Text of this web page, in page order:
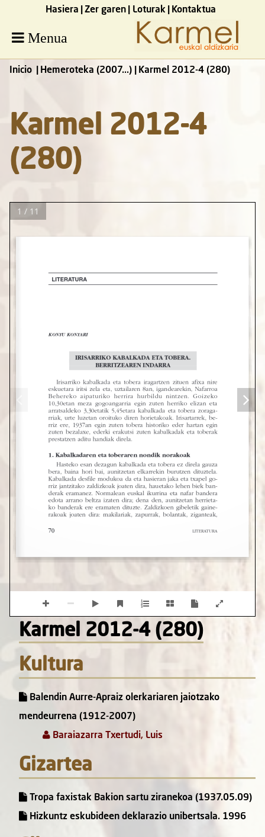
Hasiera Zer garen Loturak Kontaktua
Menua
Inicio Hemeroteka (2007...) Karmel 2012-4 (280)
Karmel 2012-4
(280)
1 / 11
Karmel 2012-4 (280)
Kultura
Balendin Aurre-Apraiz olerkariaren jaiotzako
mendeurrena (1912-2007)
Baraiazarra Txertudi, Luis
Gizartea
Tropa faxistak Bakion sartu ziranekoa (1937.05.09)
Hizkuntz eskubideen deklarazio unibertsala. 1996